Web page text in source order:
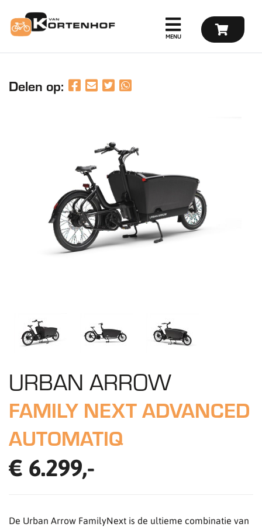
Delen op:
URBAN ARROW
FAMILY NEXT ADVANCED
AUTOMATIQ
€ 6.299,-
De Urban Arrow FamilyNext is de ultieme combinatie van